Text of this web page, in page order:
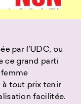
par l’UDC, ou
ce grand parti
à tout prix tenir
facilitée.